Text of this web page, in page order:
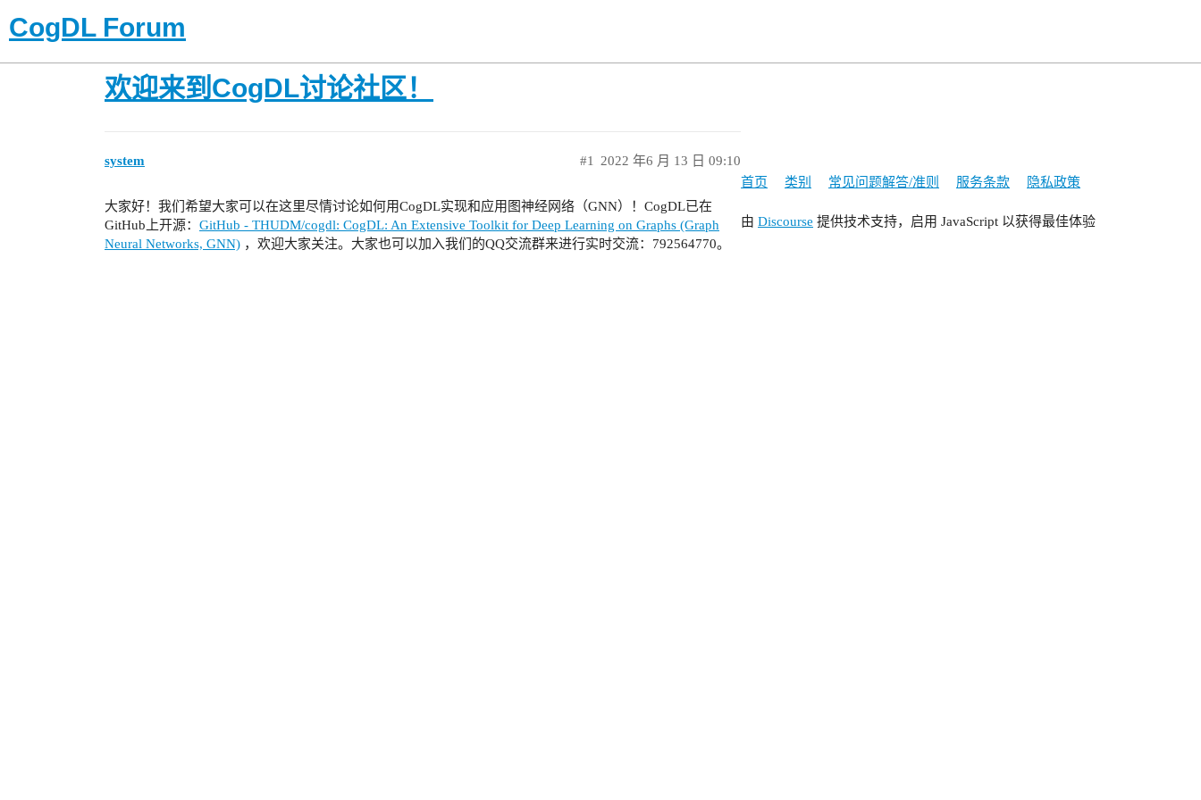
CogDL Forum
欢迎来到CogDL讨论社区！
system 2022 年6 月 13 日 09:10
#1
大家好！我们希望大家可以在这里尽情讨论如何用CogDL实现和应用图神经网络（GNN）！CogDL已在
GitHub上开源： GitHub - THUDM/cogdl: CogDL: An Extensive Toolkit for Deep Learning on Graphs (Graph
Neural Networks, GNN) ，欢迎大家关注。大家也可以加入我们的QQ交流群来进行实时交流：792564770。
首页 类别 常见问题解答/准则 服务条款 隐私政策
由 Discourse 提供技术支持，启用 JavaScript 以获得最佳体验